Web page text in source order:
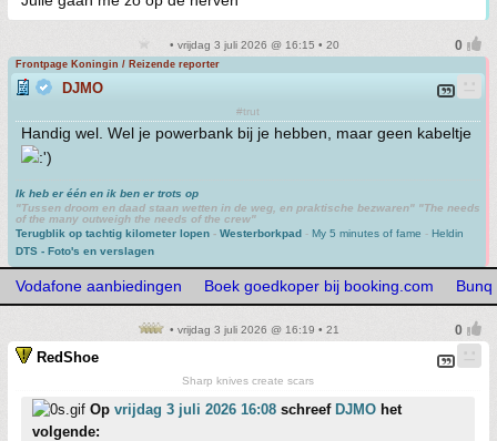
• vrijdag 3 juli 2026 @ 16:15 • 20
Frontpage Koningin / Reizende reporter
DJMO
#trut
Handig wel. Wel je powerbank bij je hebben, maar geen kabeltje
Ik heb er één en ik ben er trots op
"Tussen droom en daad staan wetten in de weg, en praktische bezwaren" "The needs
of the many outweigh the needs of the crew"
Terugblik op tachtig kilometer lopen - Westerborkpad - My 5 minutes of fame - Heldin
DTS - Foto's en verslagen
Vodafone aanbiedingen Boek goedkoper bij booking.com
• vrijdag 3 juli 2026 @ 16:19 • 21
RedShoe
Sharp knives create scars
Op vrijdag 3 juli 2026 16:08 schreef DJMO het
volgende: